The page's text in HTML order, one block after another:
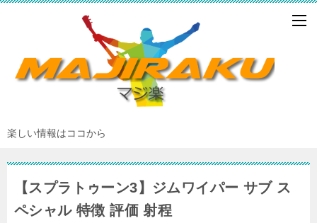
楽しい情報はココから
【スプラトゥーン3】ジムワイパー サブ ス
ペシャル 特徴 評価 射程